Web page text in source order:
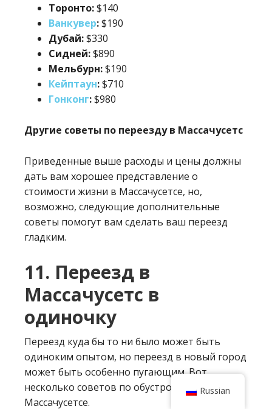
Торонто:$140
Ванкувер:$190
Дубай:$330
Сидней:$890
Мельбурн:$190
Кейптаун:$710
Гонконг:$980
Другие советы по переезду в Массачусетс
Приведенные выше расходы и цены должны
дать вам хорошее представление о
стоимости жизни в Массачусетсе, но,
возможно, следующие дополнительные
советы помогут вам сделать ваш переезд
гладким.
11. Переезд в
Массачусетс в
одиночку
Переезд куда бы то ни было может быть
одиноким опытом, но переезд в новый город
может быть особенно пугающим. Вот
несколько советов по обустройству в
Массачусетсе.
Russian